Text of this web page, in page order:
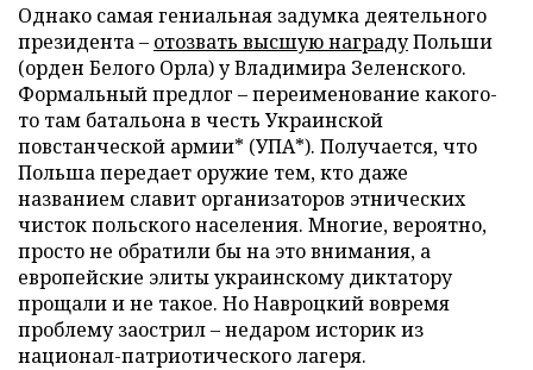
Однако самая гениальная задумка деятельного
президента – отозвать высшую наградуПольши
(орден Белого Орла) у Владимира Зеленского.
Формальный предлог – переименование какого-
то там батальона в честь Украинской
повстанческой армии* (УПА*). Получается, что
Польша передает оружие тем, кто даже
названием славит организаторов этнических
чисток польского населения. Многие, вероятно,
просто не обратили бы на это внимания, а
европейские элиты украинскому диктатору
прощали и не такое. Но Навроцкий вовремя
проблему заострил – недаром историк из
национал-патриотического лагеря.